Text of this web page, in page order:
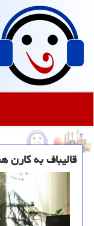
قالیباف به کارن